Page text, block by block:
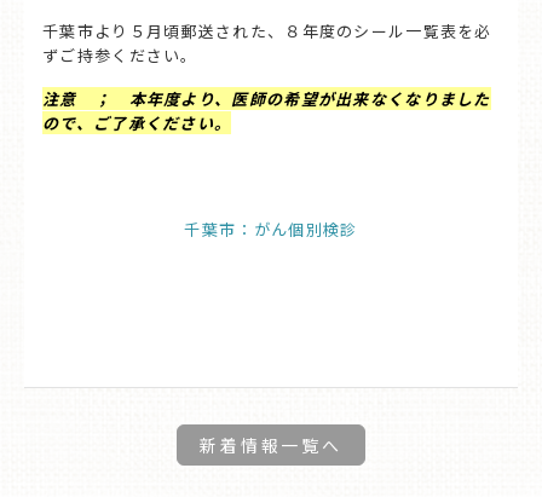
千葉市より５月頃郵送された、８年度のシール一覧表を必
ずご持参ください。
注意 ； 本年度より、医師の希望が出来なくなりました
ので、ご了承ください。
千葉市：がん個別検診
新着情報一覧へ